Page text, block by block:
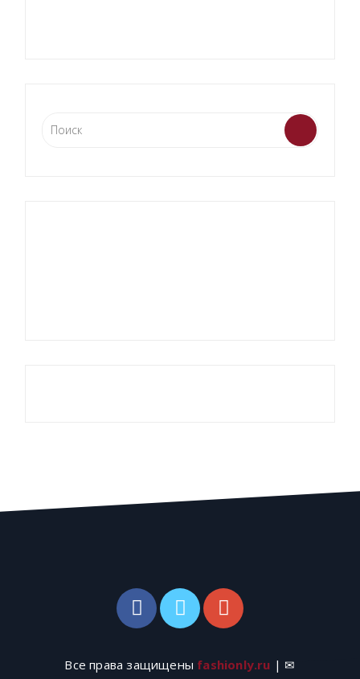
Все права защищены fashionly.ru | ✉